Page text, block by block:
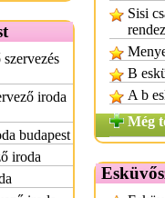
iroda
budapest
iroda
Sisi
B
A b
Még